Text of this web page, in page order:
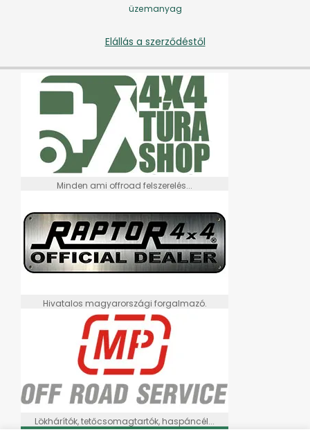
üzemanyag
Elállás a szerződéstől
Minden ami offroad felszerelés...
Hivatalos magyarországi forgalmazó.
Lökhárítók, tetőcsomagtartók, haspáncél...